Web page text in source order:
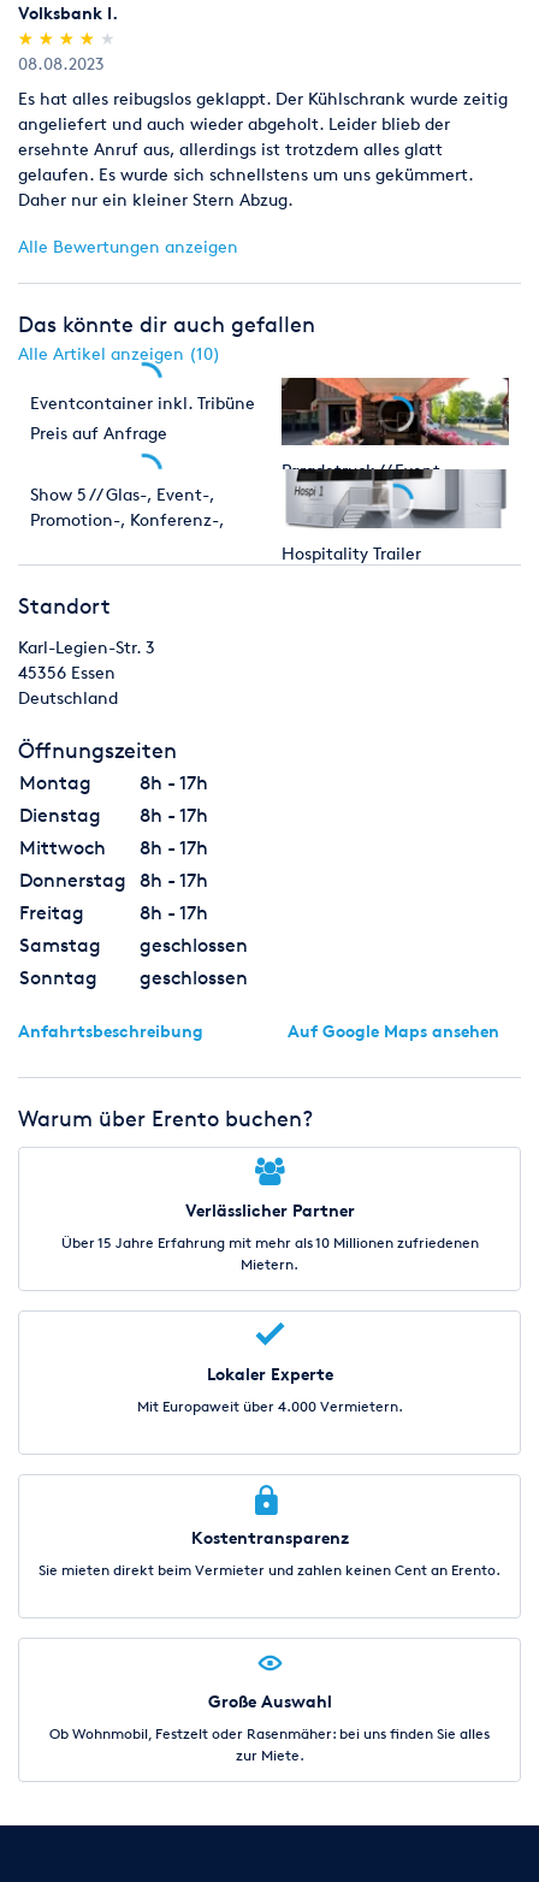
Volksbank I.
(*)
★
★
(*) ★
★
(*) ★
★
(*) ★
★
( ) ★
★
08.08.2023
Es hat alles reibugslos geklappt. Der Kühlschrank wurde zeitig
angeliefert und auch wieder abgeholt. Leider blieb der
ersehnte Anruf aus, allerdings ist trotzdem alles glatt
gelaufen. Es wurde sich schnellstens um uns gekümmert.
Daher nur ein kleiner Stern Abzug.
Alle Bewertungen anzeigen
Das könnte dir auch gefallen
Alle Artikel anzeigen (10)
Eventcontainer inkl. Tribüne
Preis auf Anfrage
Paradetruck // Event-,
Promotion-, Verkaufs-,
Bühnen-, Showtruck
Show 5 // Glas-, Event-,
Promotion-, Konferenz-,
und mobile VIP Lounge
Hospitality Trailer
Standort
Karl-Legien-Str. 3
45356 Essen
Deutschland
Öffnungszeiten
Montag
8h - 17h
Dienstag
8h - 17h
Mittwoch
8h - 17h
Donnerstag
8h - 17h
Freitag
8h - 17h
Samstag
geschlossen
Sonntag
geschlossen
Anfahrtsbeschreibung Auf Google Maps ansehen
Warum über Erento buchen?
Verlässlicher Partner
Über 15 Jahre Erfahrung mit mehr als 10 Millionen zufriedenen
Mietern.
Lokaler Experte
Mit Europaweit über 4.000 Vermietern.
Kostentransparenz
Sie mieten direkt beim Vermieter und zahlen keinen Cent an Erento.
Große Auswahl
Ob Wohnmobil, Festzelt oder Rasenmäher: bei uns finden Sie alles
zur Miete.